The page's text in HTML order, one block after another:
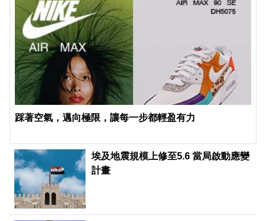
踩著空氣，邁向極限，讓每一步都輕盈有力
埃及地震規模上修至5.6 當局啟動應變
計畫